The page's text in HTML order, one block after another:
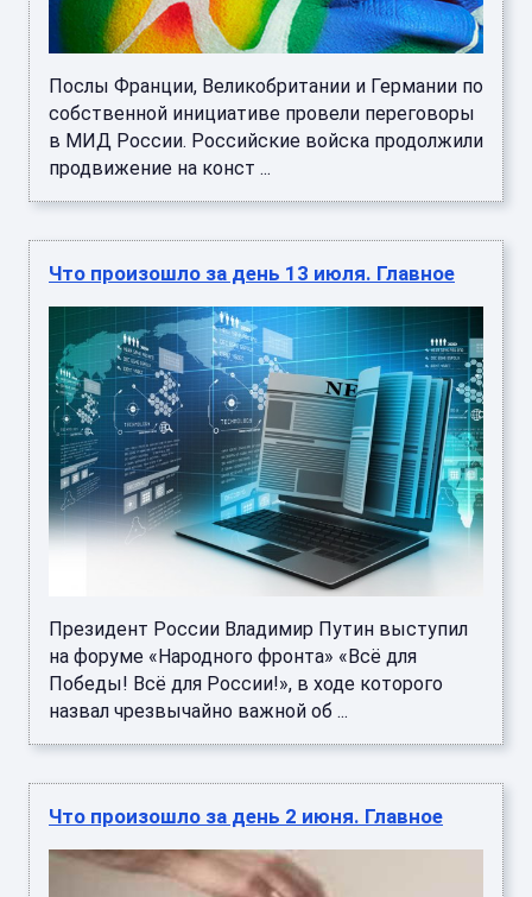
Послы Франции, Великобритании и Германии по
собственной инициативе провели переговоры
в МИД России. Российские войска продолжили
продвижение на конст ...
Что произошло за день 13 июля. Главное
Президент России Владимир Путин выступил
на форуме «Народного фронта» «Всё для
Победы! Всё для России!», в ходе которого
назвал чрезвычайно важной об ...
Что произошло за день 2 июня. Главное